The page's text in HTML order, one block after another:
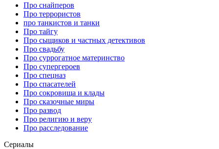
Про снайперов
Про террористов
про танкистов и танки
Про тайгу
Про сыщиков и частных детективов
Про свадьбу
Про суррогатное материнство
Про супергероев
Про спецназ
Про спасателей
Про сокровища и клады
Про сказочные миры
Про развод
Про религию и веру
Про расследование
Се­риа­лы